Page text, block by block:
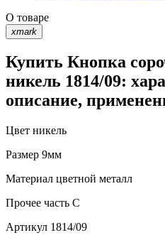
О товаре
xmark
Купить Кнопка
никель 1814/09:
описание,
Цвет никель
Размер 9мм
Материал цветной металл
Прочее часть C
Артикул 1814/09